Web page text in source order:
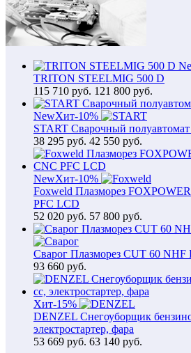
TRITON STEELMIG 500 D
115 710 руб. 121 800 руб.
NewХит-10%
START Сварочный
38 295 руб. 42 550 руб.
NewХит-10%
Foxweld Плазморез
PFC LCD
52 020 руб. 57 800 руб.
Сварог Плазморез CUT 60 NHF
93 660 руб.
Хит-15%
DENZEL Снегоуборщик
электростартер, фара
53 669 руб. 63 140 руб.